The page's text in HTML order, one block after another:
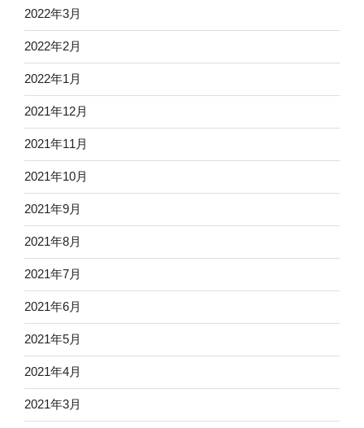
2022年3月
2022年2月
2022年1月
2021年12月
2021年11月
2021年10月
2021年9月
2021年8月
2021年7月
2021年6月
2021年5月
2021年4月
2021年3月